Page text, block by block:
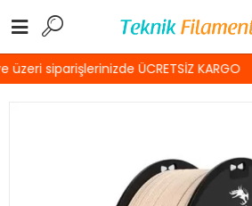
siparişlerinizde ÜCRETSİZ KARGO